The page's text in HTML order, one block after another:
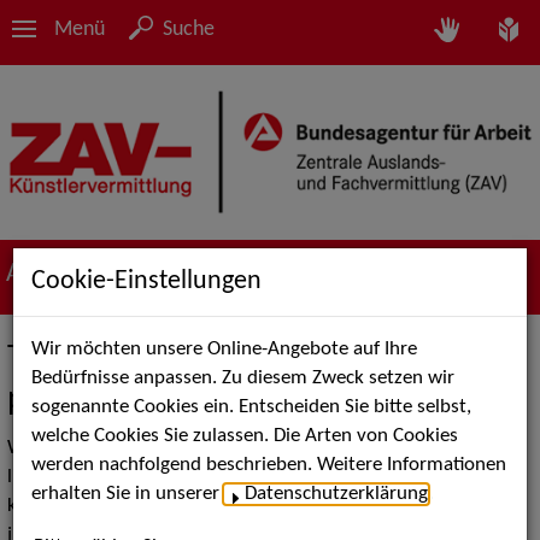
Menü Suche
Aktuelles
Talent Media Day - Medienberufe
praxisnah erleben
Wie fühlt es sich an, in echten TV-Studios zu arbeiten, Drehs
live mitzuerleben und mit Branchenprofis ins Gespräch zu
kommen? Der Talent Media Day in den MMC Studios Köln bot
jungen Menschen die Möglichkeit, die gesamte Vielfalt der
Cookie-Einstellungen
Wir möchten unsere Online-Angebote auf Ihre
Bedürfnisse anpassen. Zu diesem Zweck setzen wir
sogenannte Cookies ein. Entscheiden Sie bitte selbst,
welche Cookies Sie zulassen. Die Arten von Cookies
werden nachfolgend beschrieben. Weitere Informationen
erhalten Sie in unserer
Datenschutzerklärung